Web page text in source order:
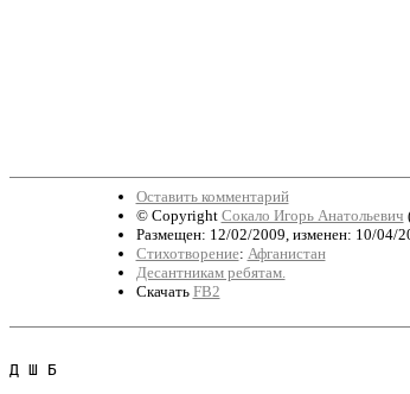
Оставить комментарий
© Copyright Сокало Игорь Анатольевич
Размещен: 12/02/2009, изменен: 10/04/
Стихотворение: Афганистан
Десантникам ребятам.
Скачать FB2
Д Ш Б